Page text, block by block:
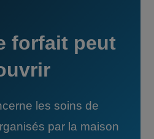
forfait peut
les soins de
par la maison